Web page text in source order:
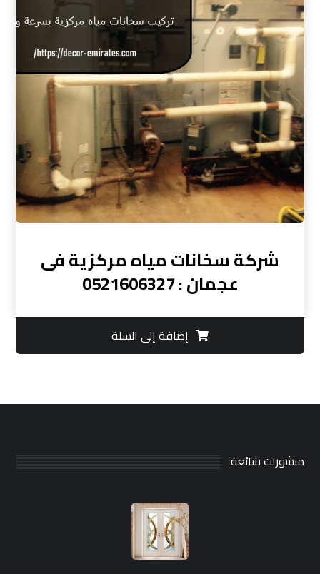
شركة سخانات مياه مركزية فى
عجمان : 0521606327
إضافة إلى السلة
منشورات شائعة